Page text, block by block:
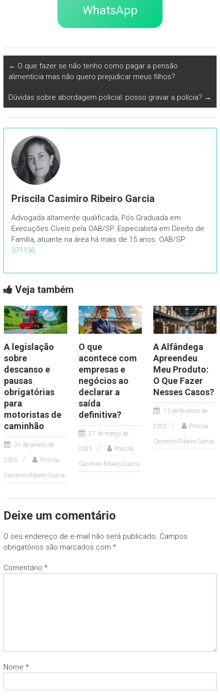
WhatsApp
← O que fazer se não tenho como pagar a pensão
alimentícia mas não quero prejudicar meus filhos?
Dúvidas sobre abordagem policial: posso gravar a polícia? →
Priscila Casimiro Ribeiro Garcia
Advogada altamente qualificada, Pós Graduada em
Execuções Cíveis pela OAB/SP. Especialista em Direito de
Família, atuante na área há mais de 15 anos. OAB/SP:
371136
Veja também
A legislação
sobre
descanso e
pausas
obrigatórias
para
motoristas de
caminhão
31 de janeiro de
2025 Priscila
Casimiro Ribeiro Garcia
O que
acontece com
empresas e
negócios ao
declarar a
saída
definitiva?
27 de março de
2025 Priscila
Casimiro Ribeiro Garcia
A Alfândega
Apreendeu
Meu Produto:
O Que Fazer
Nesses Casos?
13 de fevereiro de
2025 Priscila
Casimiro Ribeiro Garcia
Deixe um comentário
O seu endereço de e-mail não será publicado. Campos
obrigatórios são marcados com *
Comentário *
Nome *